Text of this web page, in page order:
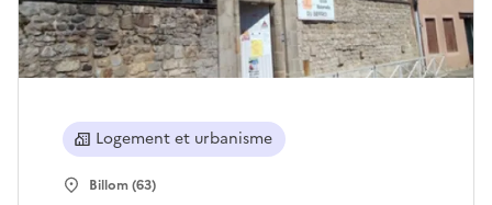
Logement et urbanisme
Billom (63)